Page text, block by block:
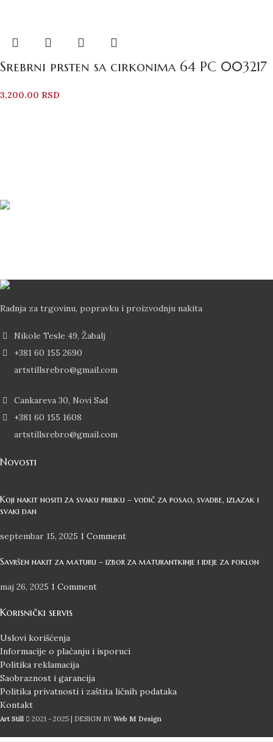
Srebrni prsten sa cirkonima 64 PC 003217
3,200.00 RSD
Radnja za trgovinu, popravku i proizvodnju nakita
Nikole Tesle 49, Žabalj
+381 60 155 2690
artstillsrebro@gmail.com
Cankareva 30, Novi Sad
+381 60 155 1608
artstillsrebro@gmail.com
Novosti
Koji nakit nositi za svaku priliku – vodič za posao, svadbe, izlazak i
svaki dan
septembar 15, 2025 1 Comment
Savršen nakit za maturu – izbor za maturantkinje i ideje za poklon
maj 26, 2025 1 Comment
Korisnički servis
Uslovi korišćenja
Informacije o plaćanju i isporuci
Politika reklamacija
Saobraznost i garancija
Politika privatnosti i zaštita ličnih podataka
Kontakt
Art Still 2021 - 2025 | DESIGN BY Web M Design